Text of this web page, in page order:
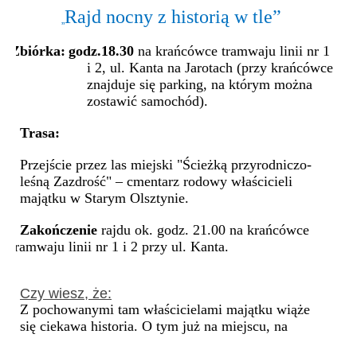
„Rajd nocny z historią w tle”
Zbiórka: godz.18.30na krańcówce tramwaju linii nr 1
i 2, ul. Kanta na Jarotach (przy krańcówce
znajduje się parking, na którym można
zostawić samochód).
Trasa:
Przejście przez las miejski "Ścieżką przyrodniczo-
leśną Zazdrość" – cmentarz rodowy właścicieli
majątku w Starym Olsztynie.
Zakończenie rajdu ok. godz. 21.00 na krańcówce
tramwaju linii nr 1 i 2 przy ul. Kanta.
Czy wiesz, że:
Z pochowanymi tam właścicielami majątku wiąże
się ciekawa historia. O tym już na miejscu, na